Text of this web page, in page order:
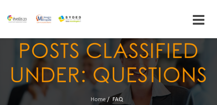
POSTS CLASSIFIED
UNDER:QUESTIONS
Home/ FAQ